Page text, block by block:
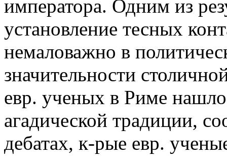
императора. Одним из
установление тесных
немаловажно в
значительности
евр. ученых в Риме
агадической традиции,
дебатах, к-рые евр.